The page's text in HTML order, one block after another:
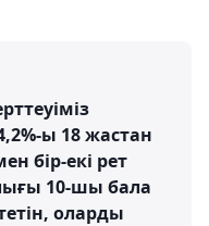
ы 18 жастан
бір-екі рет
10-шы бала
оларды